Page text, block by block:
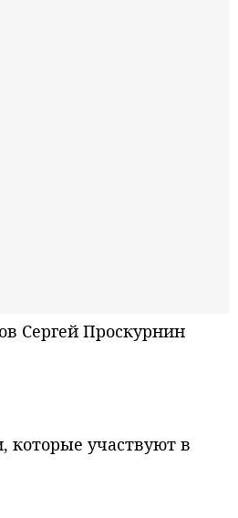
Сергей Проскурнин
которые участвуют в